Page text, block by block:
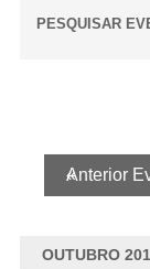
PESQUISAR
Eventos
de
«
Anterior
OUTUBRO